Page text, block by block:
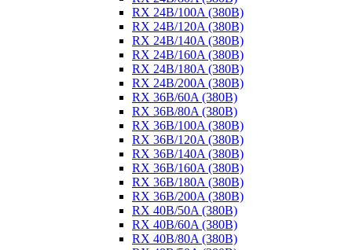
RX 24B/100A (380B)
RX 24B/120A (380B)
RX 24B/140A (380B)
RX 24B/160A (380B)
RX 24B/180A (380B)
RX 24B/200A (380B)
RX 36B/60A (380B)
RX 36B/80A (380B)
RX 36B/100A (380B)
RX 36B/120A (380B)
RX 36B/140A (380B)
RX 36B/160A (380B)
RX 36B/180A (380B)
RX 36B/200A (380B)
RX 40B/50A (380B)
RX 40B/60A (380B)
RX 40B/80A (380B)